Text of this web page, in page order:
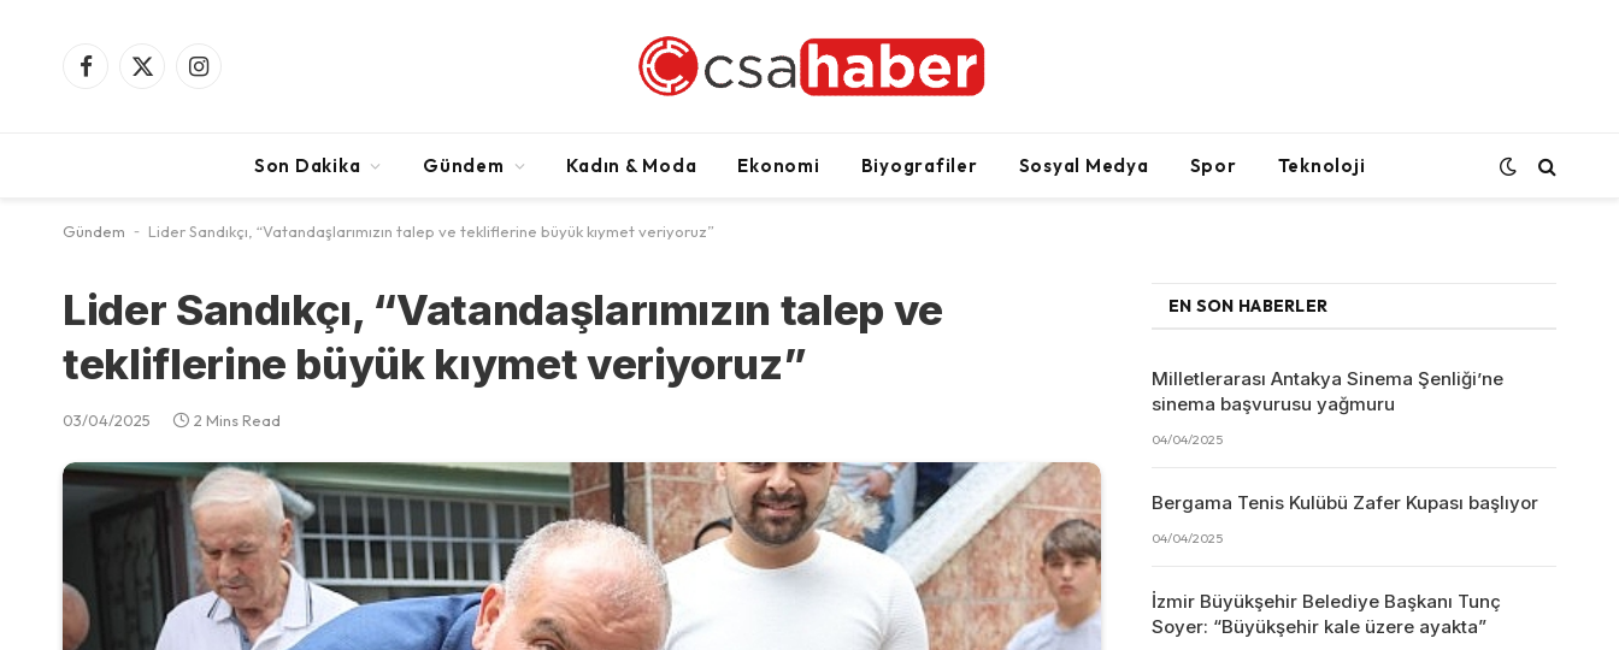
Facebook
X
Instagram
Son Dakika Gündem Kadın & Moda Ekonomi Biyografiler Sosyal Medya Spor Teknoloji
Gündem - Lider Sandıkçı, “Vatandaşlarımızın talep ve tekliflerine büyük kıymet veriyoruz”
Lider Sandıkçı, “Vatandaşlarımızın talep ve
tekliflerine büyük kıymet veriyoruz”
03/04/2025 2 Mins Read
EN SON HABERLER
Milletlerarası Antakya Sinema Şenliği’ne
sinema başvurusu yağmuru
04/04/2025
Bergama Tenis Kulübü Zafer Kupası başlıyor
04/04/2025
İzmir Büyükşehir Belediye Başkanı Tunç
Soyer: “Büyükşehir kale üzere ayakta”